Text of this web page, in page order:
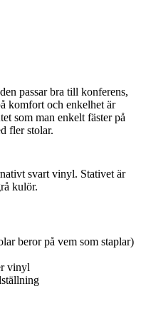
passar bra till konferens,
komfort och enkelhet är
som man enkelt fäster på
fler stolar.
svart vinyl. Stativet är
kulör.
beror på vem som staplar)
vinyl